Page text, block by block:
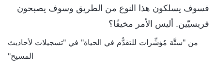
فسوف يسلكون هذا النوع من الطريق وسوف يصبحون
فريسيّين. أليس الأمر مخيفًا؟
من "ستَّة مُؤشِّرات للتقدُّم في الحياة" في "تسجيلات لأحاديث
المسيح"